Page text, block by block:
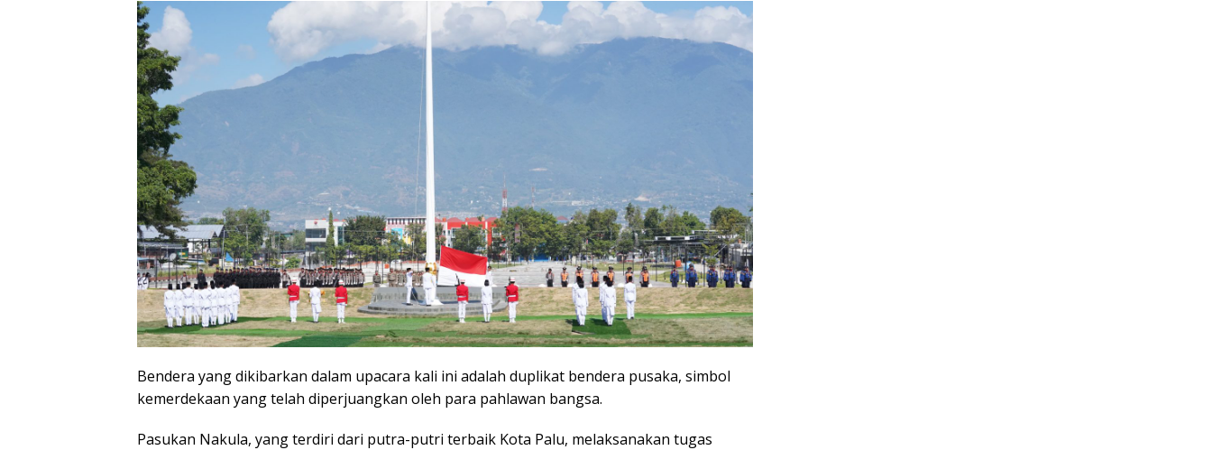
Bendera yang dikibarkan dalam upacara kali ini adalah duplikat bendera pusaka, simbol
kemerdekaan yang telah diperjuangkan oleh para pahlawan bangsa.
Pasukan Nakula, yang terdiri dari putra-putri terbaik Kota Palu, melaksanakan tugas